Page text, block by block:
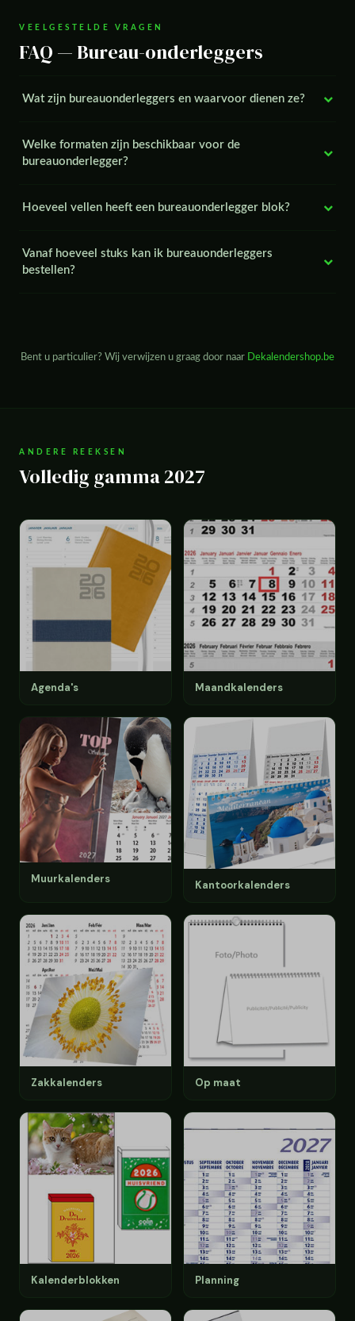
VEELGESTELDE VRAGEN
FAQ — Bureau-onderleggers
Wat zijn bureauonderleggers en waarvoor dienen ze?
Welke formaten zijn beschikbaar voor de
bureauonderlegger?
Hoeveel vellen heeft een bureauonderlegger blok?
Vanaf hoeveel stuks kan ik bureauonderleggers
bestellen?
Bent u particulier? Wij verwijzen u graag door naar Dekalendershop.be
ANDERE REEKSEN
Volledig gamma 2027
Agenda's Maandkalenders
Muurkalenders Kantoorkalenders
Zakkalenders Op maat
Kalenderblokken Planning